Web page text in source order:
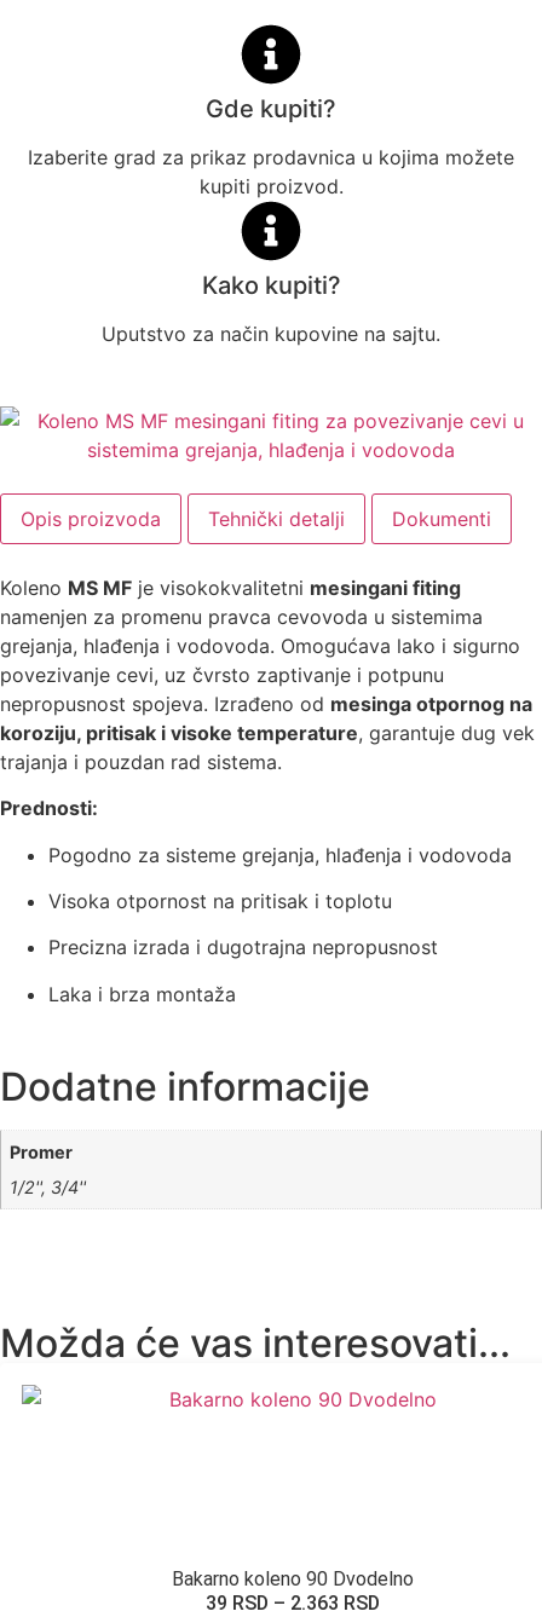
Gde kupiti?
Izaberite grad za prikaz prodavnica u kojima možete
kupiti proizvod.
Kako kupiti?
Uputstvo za način kupovine na sajtu.
Opis proizvoda Tehnički detalji Dokumenti
Koleno MS MF je visokokvalitetni mesingani fiting
namenjen za promenu pravca cevovoda u sistemima
grejanja, hlađenja i vodovoda. Omogućava lako i sigurno
povezivanje cevi, uz čvrsto zaptivanje i potpunu
nepropusnost spojeva. Izrađeno od mesinga otpor­nog na
koroziju, pritisak i visoke temperature, garantuje dug vek
trajanja i pouzdan rad sistema.
Prednosti:
Pogodno za sisteme grejanja, hlađenja i vodovoda
Visoka otpornost na pritisak i toplotu
Precizna izrada i dugotrajna nepropusnost
Laka i brza montaža
Dodatne informacije
Promer
1/2'', 3/4''
Možda će vas interesovati...
Bakarno koleno 90 Dvodelno
39 RSD – 2.363 RSD